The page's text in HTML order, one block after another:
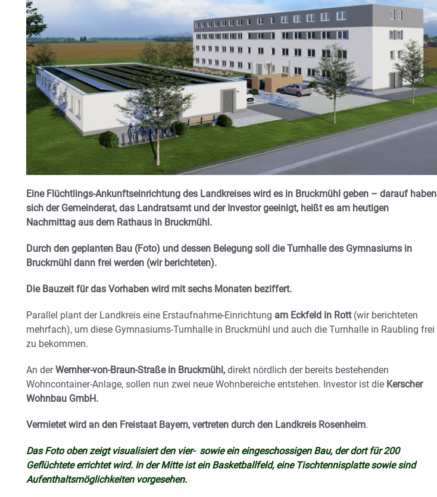
Eine Flüchtlings-Ankunftseinrichtung des Landkreises wird es in Bruckmühl geben – darauf haben
sich der Gemeinderat, das Landratsamt und der Investor geeinigt, heißt es am heutigen
Nachmittag aus dem Rathaus in Bruckmühl.
Durch den geplanten Bau (Foto) und dessen Belegung soll die Turnhalle des Gymnasiums in
Bruckmühl dann frei werden (wir berichteten).
Die Bauzeit für das Vorhaben wird mit sechs Monaten beziffert.
Parallel plant der Landkreis eine Erstaufnahme-Einrichtung am Eckfeld in Rott(wir berichteten
mehrfach), um diese Gymnasiums-Turnhalle in Bruckmühl und auch die Turnhalle in Raubling frei
zu bekommen.
An derWernher-von-Braun-Straße in Bruckmühl, direkt nördlich der bereits bestehenden
Wohncontainer-Anlage, sollen nun zwei neue Wohnbereiche entstehen. Investor ist die Kerscher
Wohnbau GmbH.
Vermietet wird an den Freistaat Bayern, vertreten durch den Landkreis Rosenheim.
Das Foto oben zeigt visualisiert den vier- sowie ein eingeschossigen Bau, der dort für 200
Geflüchtete errichtet wird. In der Mitte ist ein Basketballfeld, eine Tischtennisplatte sowie sind
Aufenthaltsmöglichkeiten vorgesehen.